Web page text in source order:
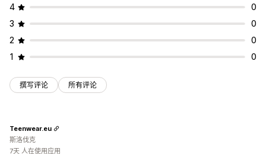
4
0
3
0
2
0
1
0
撰写评论 所有评论
Teenwear.eu
斯洛伐克
7天 人在使用应用